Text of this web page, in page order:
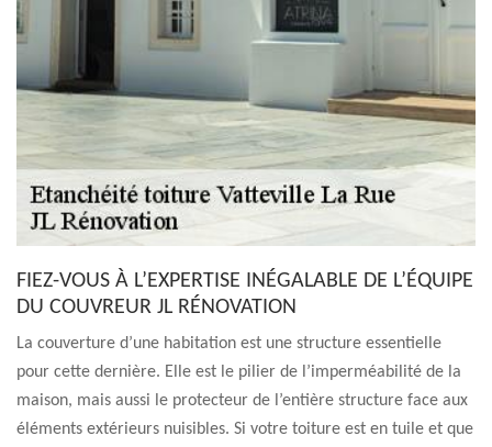
FIEZ-VOUS À L’EXPERTISE INÉGALABLE DE L’ÉQUIPE
DU COUVREUR JL RÉNOVATION
La couverture d’une habitation est une structure essentielle
pour cette dernière. Elle est le pilier de l’imperméabilité de la
maison, mais aussi le protecteur de l’entière structure face aux
éléments extérieurs nuisibles. Si votre toiture est en tuile et que